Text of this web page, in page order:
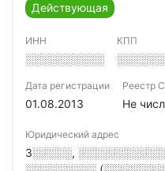
Действующая
ИНН
░░░░░░░░░░
КПП
Дата регистрации
01.08.2013
Реестр
Не
Юридический адрес
3░░░░░,